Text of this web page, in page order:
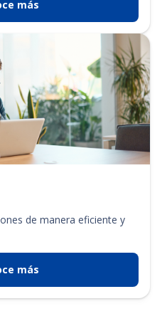
más
de manera eficiente y
más